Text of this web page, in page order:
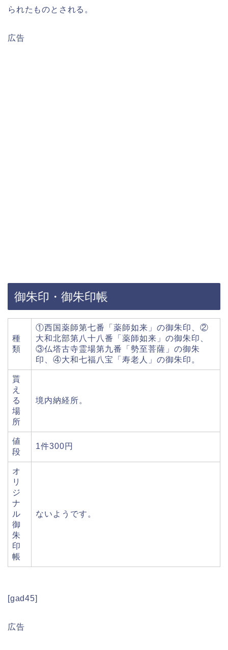
られたものとされる。
広告
御朱印・御朱印帳
種
類
①西国薬師第七番「薬師如来」の御朱印、②
大和北部第八十八番「薬師如来」の御朱印、
③仏塔古寺霊場第九番「勢至菩薩」の御朱
印、④大和七福八宝「寿老人」の御朱印。
貰
え
る
場
所
境内納経所。
値
段
1件300円
オ
リ
ジ
ナ
ル
御
朱
印
帳
ないようです。
[gad45]
広告